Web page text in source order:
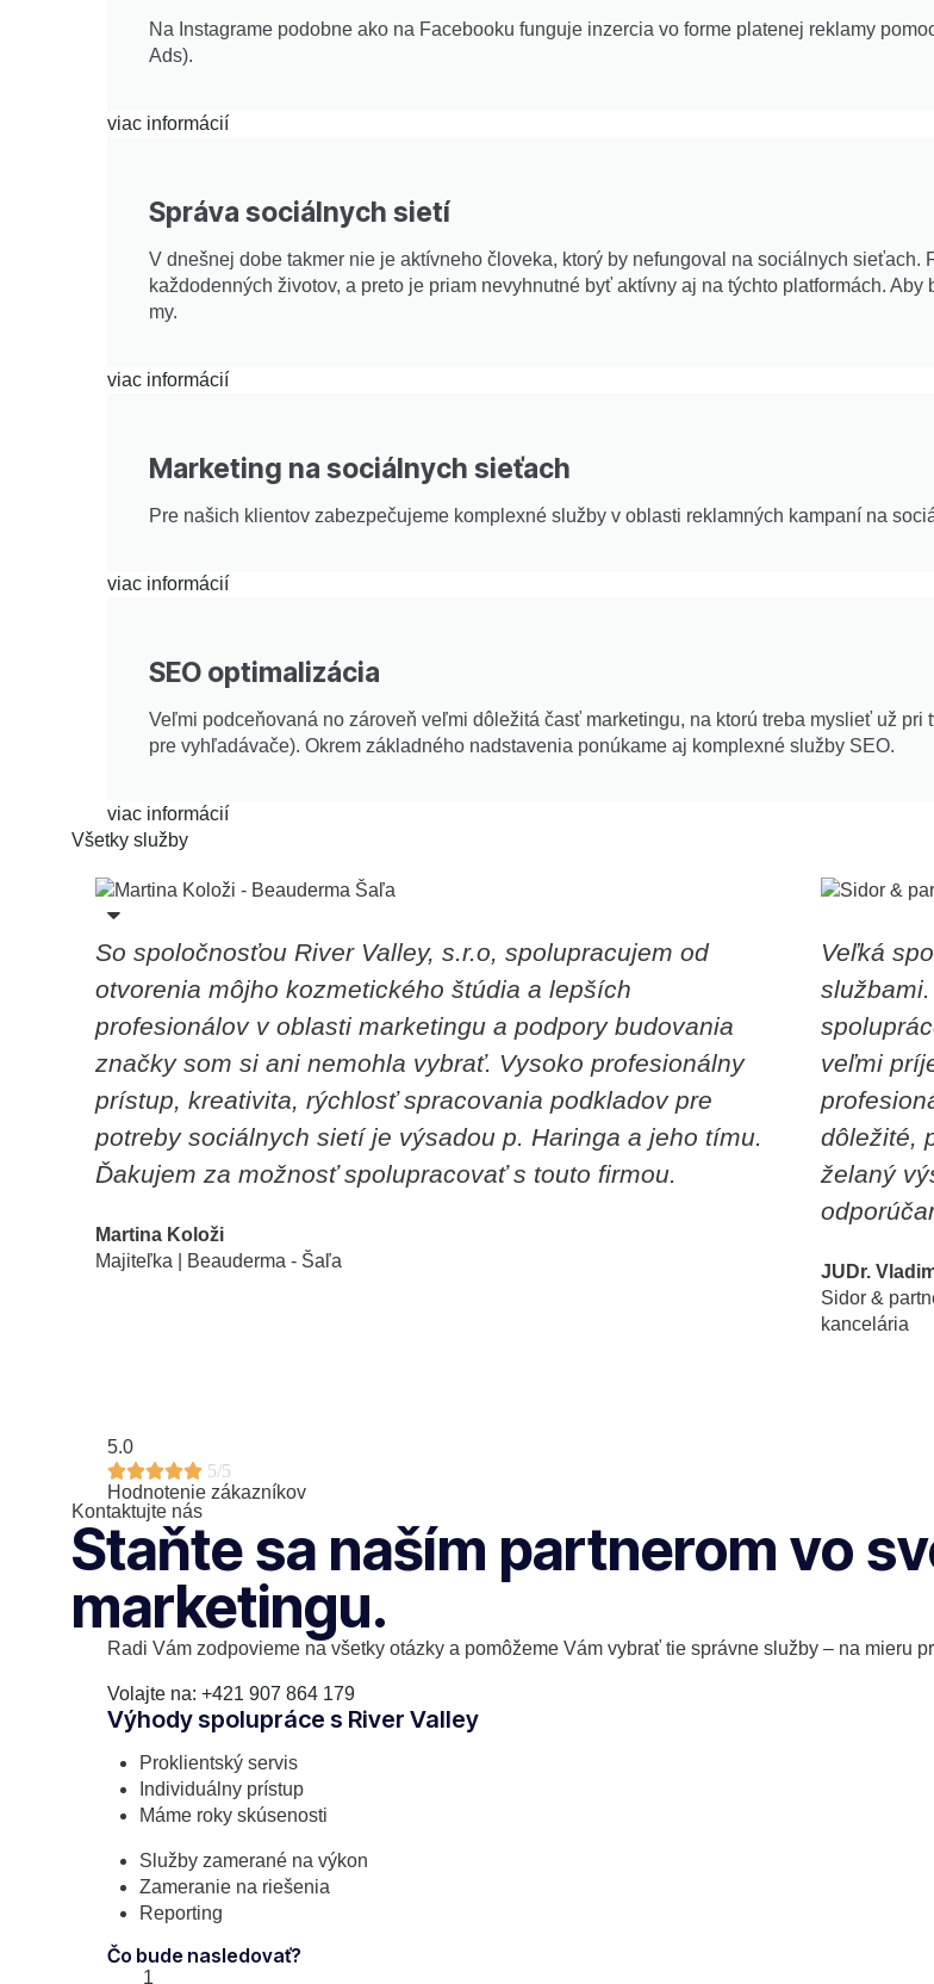
Na Instagrame podobne ako na Facebooku funguje inzercia vo forme platenej reklamy
Ads).
viac informácií
Správa sociálnych sietí
V dnešnej dobe takmer nie je aktívneho človeka, ktorý by nefungoval na sociálnych sieťach.
každodenných životov, a preto je priam nevyhnutné byť aktívny aj na týchto platformách.
my.
viac informácií
Marketing na sociálnych sieťach
Pre našich klientov zabezpečujeme komplexné služby v oblasti reklamných kampaní na
viac informácií
SEO optimalizácia
Veľmi podceňovaná no zároveň veľmi dôležitá časť marketingu, na ktorú treba myslieť už
pre vyhľadávače). Okrem základného nadstavenia ponúkame aj komplexné služby SEO.
viac informácií
Všetky služby
So spoločnosťou River Valley, s.r.o, spolupracujem od
otvorenia môjho kozmetického štúdia a lepších
profesionálov v oblasti marketingu a podpory budovania
značky som si ani nemohla vybrať. Vysoko profesionálny
prístup, kreativita, rýchlosť spracovania podkladov pre
potreby sociálnych sietí je výsadou p. Haringa a jeho tímu.
Ďakujem za možnosť spolupracovať s touto firmou.
Martina Koloži
Majiteľka | Beauderma - Šaľa
Veľká
veľmi
dôležité,
želaný
JUDr.
Sidor &
kancelária
5.0
 5/5
Hodnotenie zákazníkov
Kontaktujte nás
Staňte sa naším partnerom vo
marketingu.
Radi Vám zodpovieme na všetky otázky a pomôžeme Vám vybrať tie správne služby – na mieru
Volajte na: +421 907 864 179
Výhody spolupráce s River Valley
Proklientský servis
Individuálny prístup
Máme roky skúsenosti
Služby zamerané na výkon
Zameranie na riešenia
Reporting
Čo bude nasledovať?
1